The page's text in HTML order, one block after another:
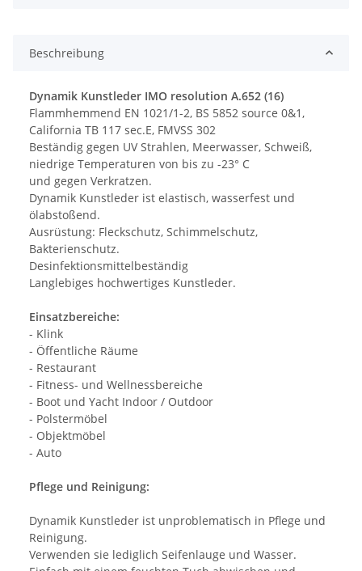
Beschreibung
Dynamik Kunstleder IMO resolution A.652 (16)
Flammhemmend EN 1021/1-2, BS 5852 source 0&1,
California TB 117 sec.E, FMVSS 302
Beständig gegen UV Strahlen, Meerwasser, Schweiß,
niedrige Temperaturen von bis zu -23° C
und gegen Verkratzen.
Dynamik Kunstleder ist elastisch, wasserfest und
ölabstoßend.
Ausrüstung: Fleckschutz, Schimmelschutz,
Bakterienschutz.
Desinfektionsmittelbeständig
Langlebiges hochwertiges Kunstleder.
Einsatzbereiche:
- Klink
- Öffentliche Räume
- Restaurant
- Fitness- und Wellnessbereiche
- Boot und Yacht Indoor / Outdoor
- Polstermöbel
- Objektmöbel
- Auto
Pflege und Reinigung:
Dynamik Kunstleder ist unproblematisch in Pflege und
Reinigung.
Verwenden sie lediglich Seifenlauge und Wasser.